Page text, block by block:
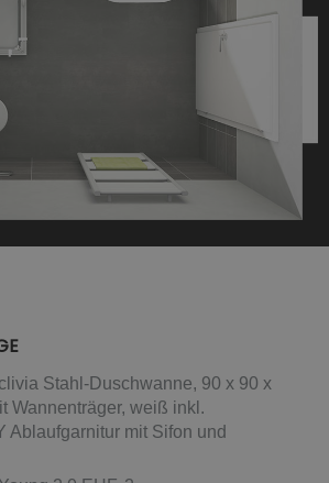
Stahl-Duschwanne, 90 x 90 x
Wannenträger, weiß inkl.
Ablaufgarnitur mit Sifon und